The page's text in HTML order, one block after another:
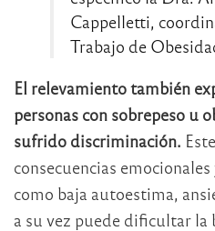
Cappelletti,
Trabajo de
El relevamiento también
personas con sobrepeso u
sufrido discriminación.
consecuencias
como baja autoestima,
a su vez puede dificultar la